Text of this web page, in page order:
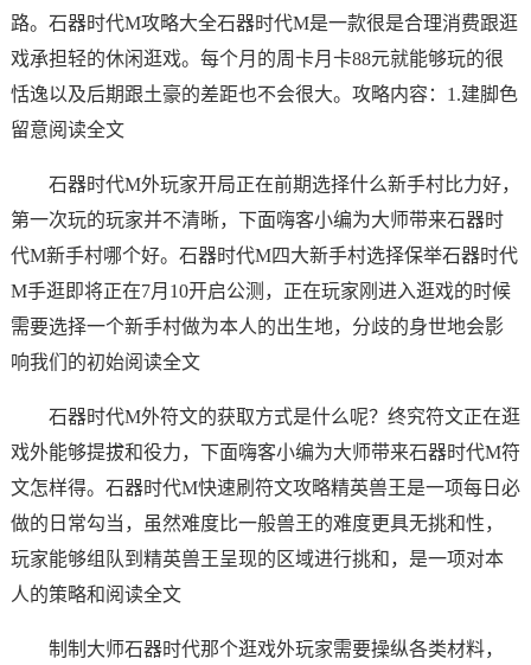
路。石器时代M攻略大全石器时代M是一款很是合理消费跟逛
戏承担轻的休闲逛戏。每个月的周卡月卡88元就能够玩的很
恬逸以及后期跟土豪的差距也不会很大。攻略内容：1.建脚色
留意阅读全文
石器时代M外玩家开局正在前期选择什么新手村比力好，
第一次玩的玩家并不清晰，下面嗨客小编为大师带来石器时
代M新手村哪个好。石器时代M四大新手村选择保举石器时代
M手逛即将正在7月10开启公测，正在玩家刚进入逛戏的时候
需要选择一个新手村做为本人的出生地，分歧的身世地会影
响我们的初始阅读全文
石器时代M外符文的获取方式是什么呢？终究符文正在逛
戏外能够提拔和役力，下面嗨客小编为大师带来石器时代M符
文怎样得。石器时代M快速刷符文攻略精英兽王是一项每日必
做的日常勾当，虽然难度比一般兽王的难度更具无挑和性，
玩家能够组队到精英兽王呈现的区域进行挑和，是一项对本
人的策略和阅读全文
制制大师石器时代那个逛戏外玩家需要操纵各类材料，